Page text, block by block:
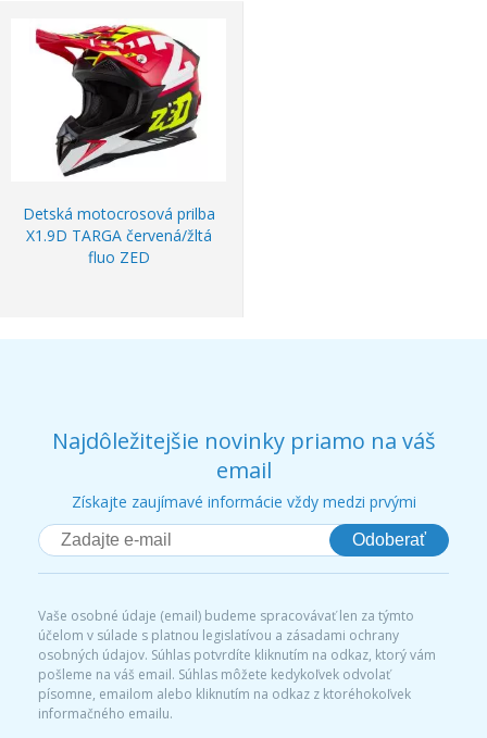
Detská motocrosová prilba
X1.9D TARGA červená/žltá
fluo ZED
Najdôležitejšie novinky priamo na váš
email
Získajte zaujímavé informácie vždy medzi prvými
Odoberať
Vaše osobné údaje (email) budeme spracovávať len za týmto
účelom v súlade s platnou legislatívou a zásadami ochrany
osobných údajov. Súhlas potvrdíte kliknutím na odkaz, ktorý vám
pošleme na váš email. Súhlas môžete kedykoľvek odvolať
písomne, emailom alebo kliknutím na odkaz z ktoréhokoľvek
informačného emailu.